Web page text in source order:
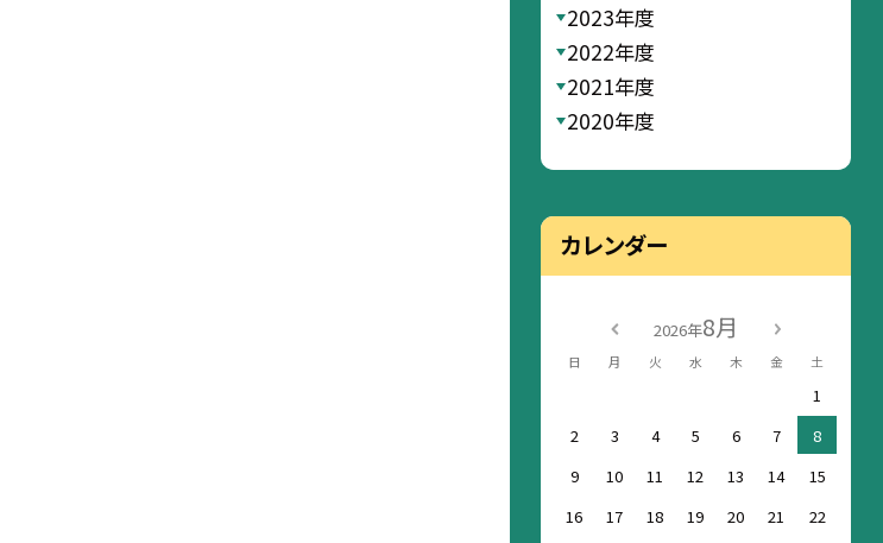
2023年度
2022年度
2021年度
2020年度
カレンダー
2026年8月
日 月 火 水 木 金 土
1
2
3 4 5 6 7
8
9
10 11 12 13 14
15
16
17 18 19 20 21
22